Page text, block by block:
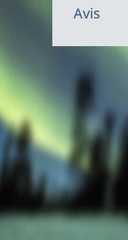
Avis